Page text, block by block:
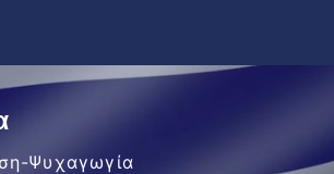
Ψυχαγωγία